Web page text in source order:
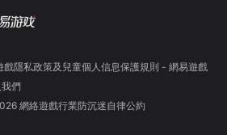
戲隱私政策及兒童個人信息保護規則 - 網易遊戲
們
網絡遊戲行業防沉迷自律公約